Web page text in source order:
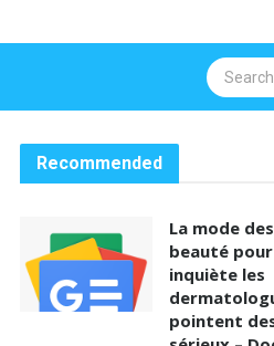
Recommended
La mode
beauté
inquiète les
pointent